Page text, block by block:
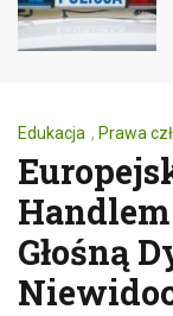
Edukacja , Prawa
Głośną